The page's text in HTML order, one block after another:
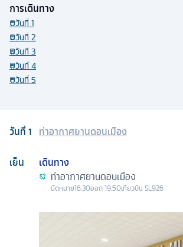
วันที่1 ท่าอากาศยานดอนเมือง
เย็น
เดินทาง
ท่าอากาศยานดอนเมือง
นัดหมาย16.30ออก19.50เที่ยวบิน SL926
การเดินทาง
วันที่ 1
วันที่ 2
วันที่ 3
วันที่ 4
วันที่ 5